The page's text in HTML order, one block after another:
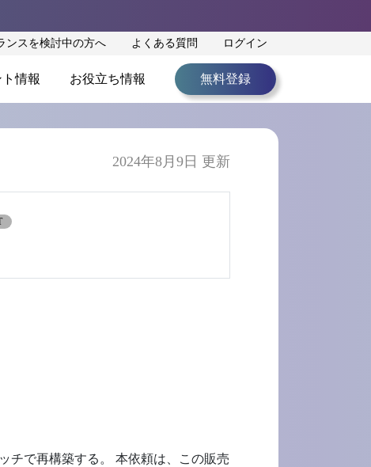
ンスを検討中の方へ よくある質問 ログイン
情報 お役立ち情報 無料登録
2024年8月9日 更新
チで再構築する。 本依頼は、この販売